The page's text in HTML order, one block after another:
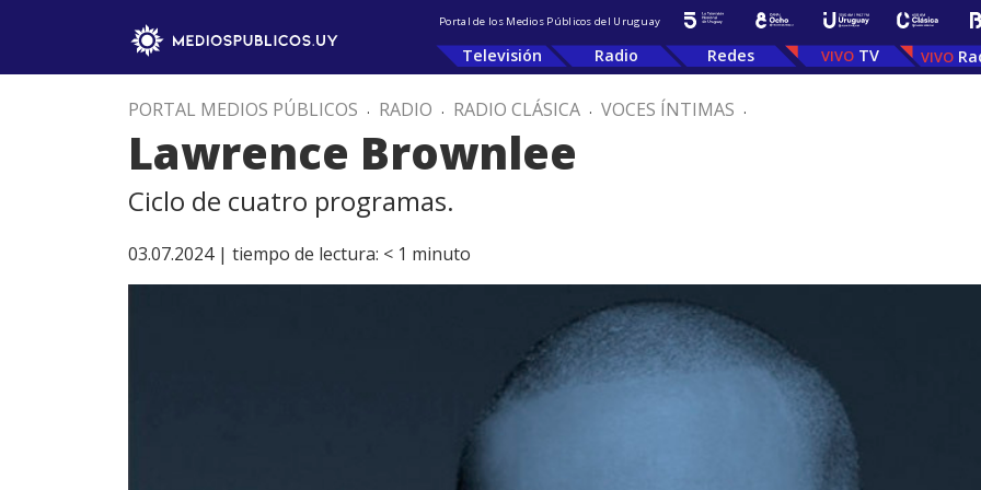
Portal de los Medios Públicos del Uruguay
Televisión Radio Redes TV
PORTAL MEDIOS PÚBLICOS . RADIO . RADIO CLÁSICA . VOCES ÍNTIMAS .
Lawrence Brownlee
Ciclo de cuatro programas.
03.07.2024 | tiempo de lectura: < 1 minuto